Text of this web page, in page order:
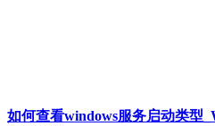
如何查看windows服务启动类型